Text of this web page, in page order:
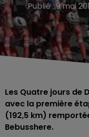
Publié : 9 mai
Les Quatre jours de
avec la première
(192,5 km)
Bebusshere.